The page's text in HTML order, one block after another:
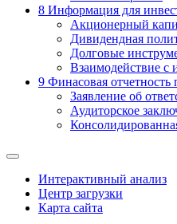
8 Информация для
Акционерный
Дивидендная
Долговые
Взаимодействие с
9 Финасовая
Заявление об
Аудиторское
Интерактивный анализ
Центр загрузки
Карта сайта